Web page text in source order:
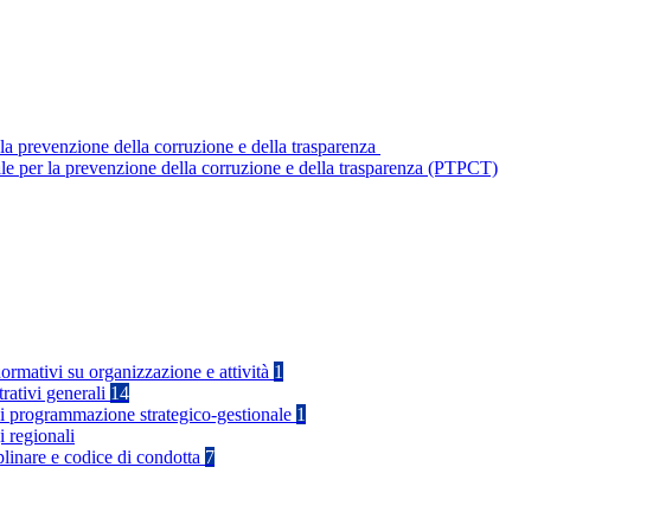
prevenzione della corruzione e della trasparenza
per la prevenzione della corruzione e della trasparenza (PTPCT)
su organizzazione e attività 1
generali 14
programmazione strategico-gestionale 1
regionali
e codice di condotta 7